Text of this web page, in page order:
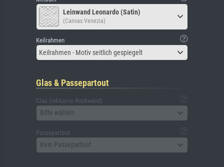
Leinwand Leonardo (Satin)
(Canvas Venezia)
Keilrahmen
Keilrahmen - Motiv seitlich gespiegelt
Glas & Passepartout
Glas (inklusive Rückwand)
Bitte wählen
Passepartout
Kein Passepartout